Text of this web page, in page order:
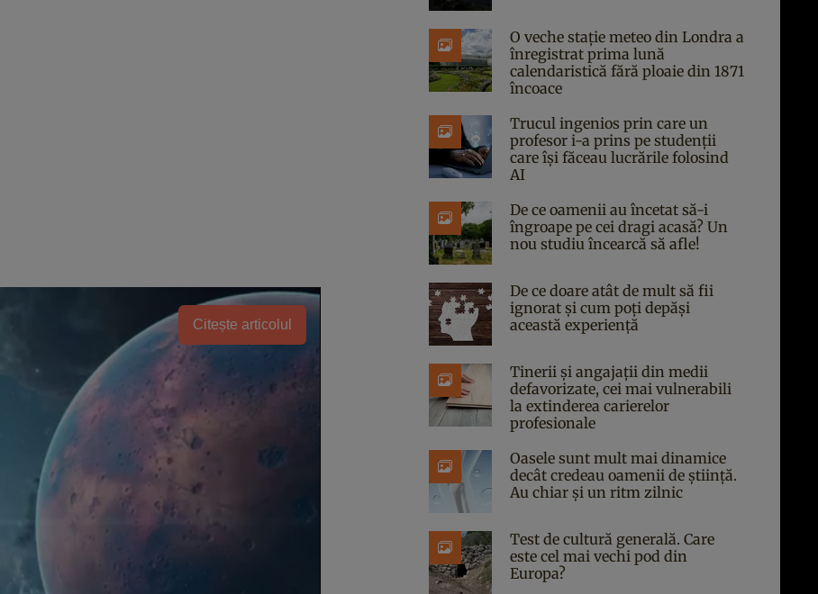
Citește articolul
O veche stație meteo din Londra a
înregistrat prima lună
calendaristică fără ploaie din 1871
încoace
Trucul ingenios prin care un
profesor i-a prins pe studenții
care își făceau lucrările folosind
AI
De ce oamenii au încetat să-i
îngroape pe cei dragi acasă? Un
nou studiu încearcă să afle!
De ce doare atât de mult să fii
ignorat și cum poți depăși
această experiență
Tinerii și angajații din medii
defavorizate, cei mai vulnerabili
la extinderea carierelor
profesionale
Oasele sunt mult mai dinamice
decât credeau oamenii de știință.
Au chiar și un ritm zilnic
Test de cultură generală. Care
este cel mai vechi pod din
Europa?